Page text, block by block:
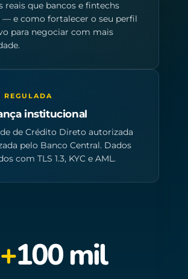
reais que bancos e fintechs
— e como fortalecer o seu perfil
para negociar com mais
REGULADA
institucional
de Crédito Direto autorizada
pelo Banco Central. Dados
com TLS 1.3, KYC e AML.
+100 mil